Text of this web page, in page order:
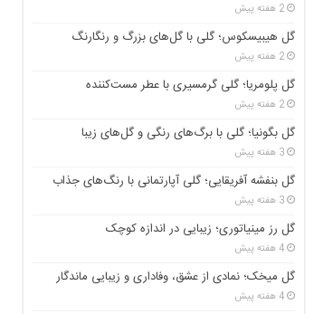
2 هفته پیش
گل هیبیسکوس؛ گلی با گل‌های بزرگ و رنگارنگ
2 هفته پیش
گل پلومریا؛ گلی گرمسیری با عطر مست‌کننده
2 هفته پیش
گل بگونیا؛ گلی با برگ‌های رنگی و گل‌های زیبا
3 هفته پیش
گل بنفشه آفریقایی؛ گلی آپارتمانی با رنگ‌های جذاب
3 هفته پیش
گل رز مینیاتوری؛ زیبایی در اندازه کوچک
4 هفته پیش
گل میخک؛ نمادی از عشق، وفاداری و زیبایی ماندگار
4 هفته پیش